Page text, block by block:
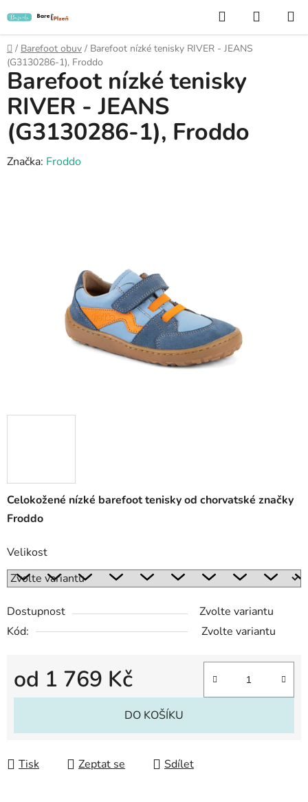
na
obsah
Hledat
KOŠÍK
Domů
/ Barefoot obuv / Barefoot nízké tenisky RIVER - JEANS
(G3130286-1), Froddo
Celokožené nízké barefoot tenisky od chorvatské značky
Froddo
Velikost
Dostupnost
Zvolte variantu
Kód:
Zvolte variantu
od 1 769 Kč
Měrná cena:
DO KOŠÍKU
Tisk Zeptat se Sdílet
Barefoot nízké tenisky
RIVER - JEANS
(G3130286-1), Froddo
Značka: Froddo